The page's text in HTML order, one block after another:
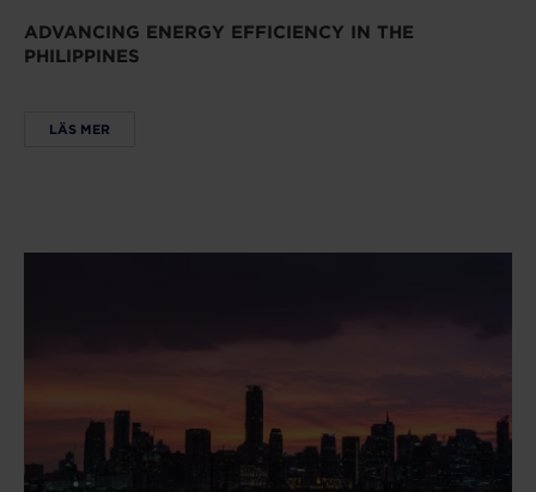
ADVANCING ENERGY EFFICIENCY IN THE
PHILIPPINES
LÄS MER